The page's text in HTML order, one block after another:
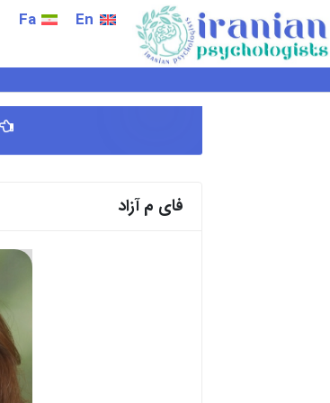
به
محتوا
En
Fa
فای م آزاد